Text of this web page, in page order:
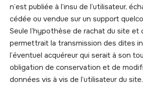
n’est publiée à l’insu de l’utilisateur,
cédée ou vendue sur un support
Seule l’hypothèse de rachat du site et
permettrait la transmission des dites
l’éventuel acquéreur qui serait à son
obligation de conservation et de
données vis à vis de l’utilisateur du site.